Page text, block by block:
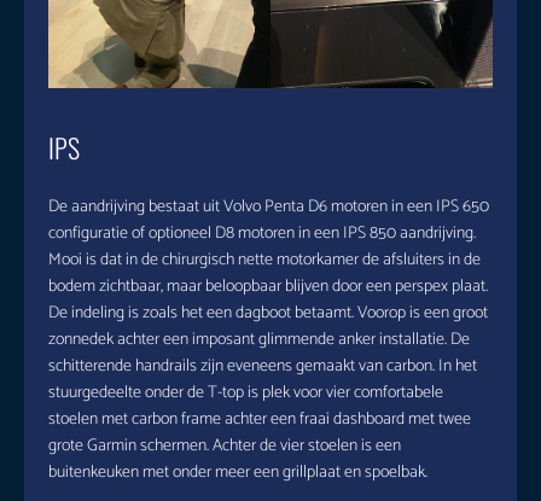
IPS
De aandrijving bestaat uit Volvo Penta D6 motoren in een IPS 650
configuratie of optioneel D8 motoren in een IPS 850 aandrijving.
Mooi is dat in de chirurgisch nette motorkamer de afsluiters in de
bodem zichtbaar, maar beloopbaar blijven door een perspex plaat.
De indeling is zoals het een dagboot betaamt. Voorop is een groot
zonnedek achter een imposant glimmende anker installatie. De
schitterende handrails zijn eveneens gemaakt van carbon. In het
stuurgedeelte onder de T-top is plek voor vier comfortabele
stoelen met carbon frame achter een fraai dashboard met twee
grote Garmin schermen. Achter de vier stoelen is een
buitenkeuken met onder meer een grillplaat en spoelbak.